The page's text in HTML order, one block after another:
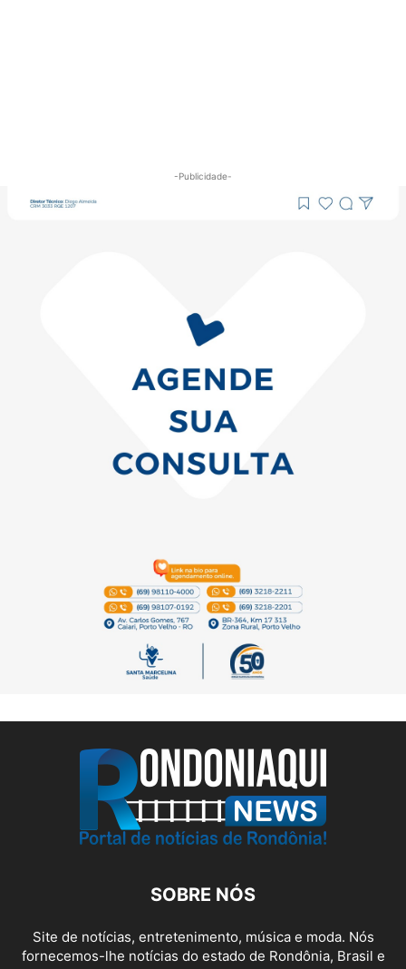
-Publicidade-
SOBRE NÓS
Site de notícias, entretenimento, música e moda. Nós
fornecemos-lhe notícias do estado de Rondônia, Brasil e